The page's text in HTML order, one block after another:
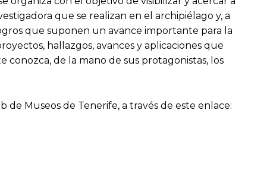
que se realizan en el archipiélago y, a
que suponen un avance importante para la
hallazgos, avances y aplicaciones que
de la mano de sus protagonistas, los
de Museos de Tenerife, a través de este enlace: